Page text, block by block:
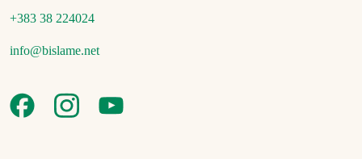
+383 38 224024
info@bislame.net